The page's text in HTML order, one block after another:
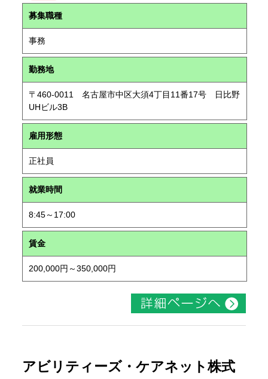
募集職種
事務
勤務地
〒460-0011 名古屋市中区大須4丁目11番17号 日比野
UHビル3B
雇用形態
正社員
就業時間
8:45～17:00
賃金
200,000円～350,000円
アビリティーズ・ケアネット株式